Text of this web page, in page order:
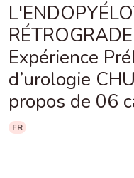
Expérience
d’urologie
propos de 06
FR